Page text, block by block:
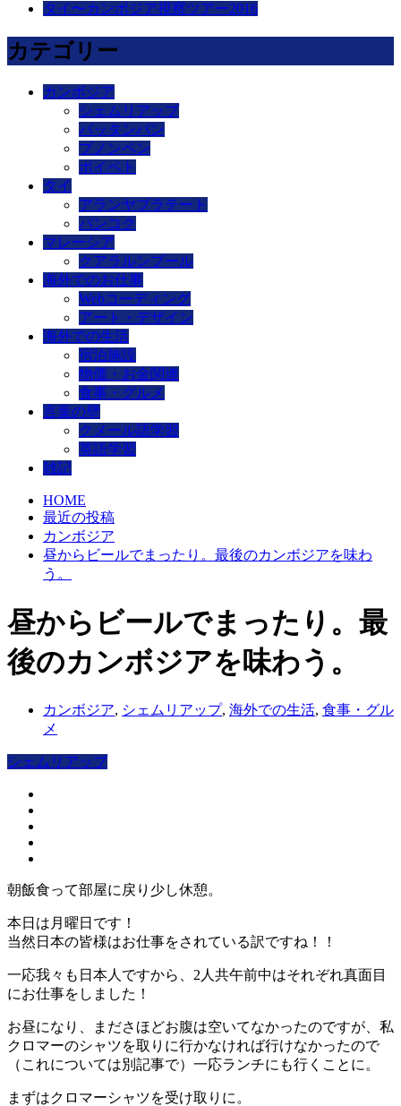
タイ〜カンボジア視察ツアー2016
カテゴリー
カンボジア
シェムリアップ
バッタンバン
プノンペン
ポイペト
タイ
アランヤプラテート
バンコク
マレーシア
クアラルンプール
海外でのお仕事
Webコーディング
アート・デザイン
海外での生活
宿泊施設
物価・お金関連
食事・グルメ
言葉の壁
クメール語学習
英語学習
雑記
HOME
最近の投稿
カンボジア
昼からビールでまったり。最後のカンボジアを味わ
う。
昼からビールでまったり。最
後のカンボジアを味わう。
カンボジア, シェムリアップ, 海外での生活, 食事・グル
メ
シェムリアップ
朝飯食って部屋に戻り少し休憩。
本日は月曜日です！
当然日本の皆様はお仕事をされている訳ですね！！
一応我々も日本人ですから、2人共午前中はそれぞれ真面目
にお仕事をしました！
お昼になり、まださほどお腹は空いてなかったのですが、私
クロマーのシャツを取りに行かなければ行けなかったので
（これについては別記事で）一応ランチにも行くことに。
まずはクロマーシャツを受け取りに。